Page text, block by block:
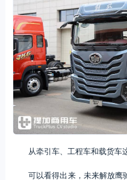
从牵引车、工程车和载货车
可以看得出来，未来解放鹰